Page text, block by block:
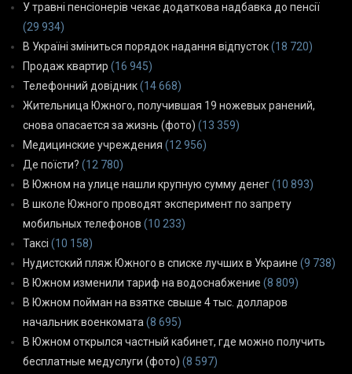
У травні пенсіонерів чекає додаткова надбавка до пенсії
(29 934)
В Україні зміниться порядок надання відпусток(18 720)
Продаж квартир (16 945)
Телефонний довідник(14 668)
Жительница Южного, получившая 19 ножевых ранений,
снова опасается за жизнь (фото) (13 359)
Медицинские учреждения (12 956)
Де поїсти? (12 780)
В Южном на улице нашли крупную сумму денег(10 893)
В школе Южного проводят эксперимент по запрету
мобильных телефонов (10 233)
Таксі (10 158)
Нудистский пляж Южного в списке лучших в Украине (9 738)
В Южном изменили тариф на водоснабжение (8 809)
В Южном пойман на взятке свыше 4 тыс. долларов
начальник военкомата (8 695)
В Южном открылся частный кабинет, где можно получить
бесплатные медуслуги (фото) (8 597)